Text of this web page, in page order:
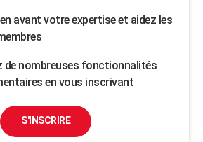
avant votre expertise et aidez les
de nombreuses fonctionnalités
en vous inscrivant
S'INSCRIRE